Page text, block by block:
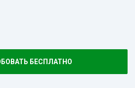
БЕСПЛАТНО